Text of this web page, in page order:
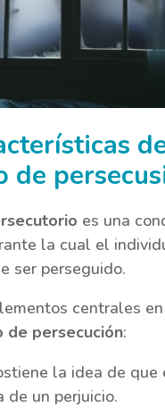
de
es una
la cual el
ser perseguido.
centrales
de persecución:
la idea de que
de un perjuicio.